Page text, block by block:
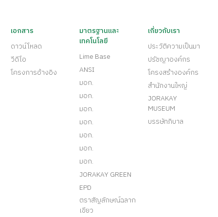
เอกสาร
ดาวน์โหลด
วีดีโอ
โครงการอ้างอิง
มาตรฐานและ
เทคโนโลยี
Lime Base
ANSI
มอก.
มอก.
มอก.
มอก.
มอก.
มอก.
มอก.
JORAKAY GREEN
EPD
ตราสัญลักษณ์ฉลาก
เขียว
เกี่ยวกับเรา
ประวัติความเป็นมา
ปรัชญาองค์กร
โครงสร้างองค์กร
สำนักงานใหญ่
JORAKAY
MUSEUM
บรรษัทภิบาล